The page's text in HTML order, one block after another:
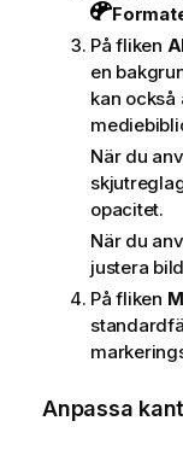
På fliken
en
kan
När du
opacitet.
När du
justera
På fliken
Anpassa